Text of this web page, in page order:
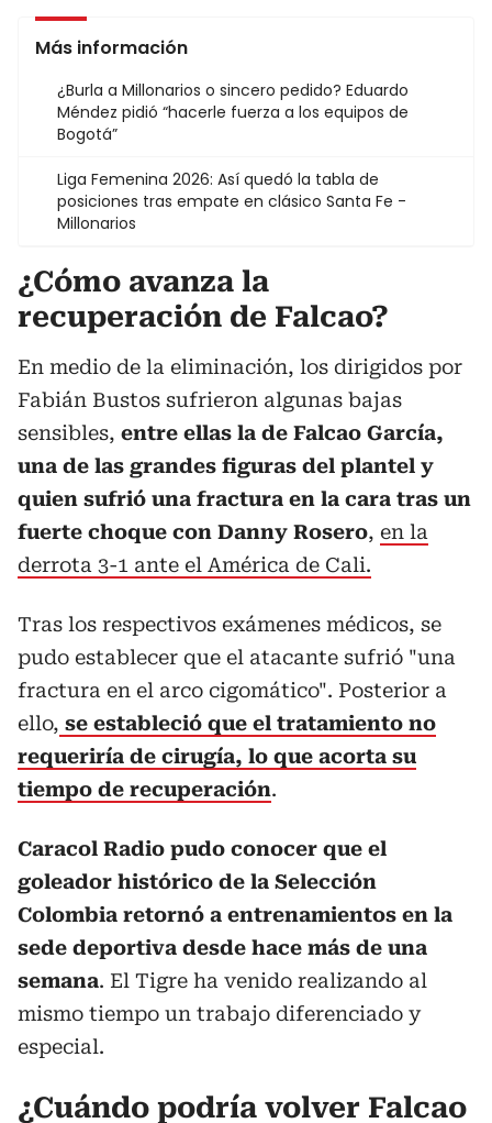
Más información
¿Burla a Millonarios o sincero pedido? Eduardo
Méndez pidió “hacerle fuerza a los equipos de
Bogotá”
Liga Femenina 2026: Así quedó la tabla de
posiciones tras empate en clásico Santa Fe -
Millonarios
¿Cómo avanza la
recuperación de Falcao?
En medio de la eliminación, los dirigidos por
Fabián Bustos sufrieron algunas bajas
sensibles, entre ellas la de Falcao García,
una de las grandes figuras del plantel y
quien sufrió una fractura en la cara tras un
fuerte choque con Danny Rosero, en la
derrota 3-1 ante el América de Cali.
Tras los respectivos exámenes médicos, se
pudo establecer que el atacante sufrió "una
fractura en el arco cigomático". Posterior a
ello, se estableció que el tratamiento no
requeriría de cirugía, lo que acorta su
tiempo de recuperación.
Caracol Radio pudo conocer que el
goleador histórico de la Selección
Colombia retornó a entrenamientos en la
sede deportiva desde hace más de una
semana. El Tigre ha venido realizando al
mismo tiempo un trabajo diferenciado y
especial.
¿Cuándo podría volver Falcao